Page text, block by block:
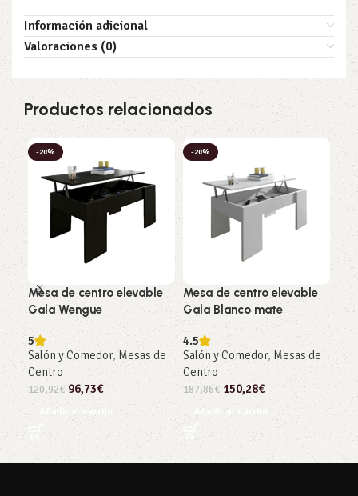
Información adicional
Valoraciones (0)
Productos relacionados
-20%
Mesa de centro elevable
Gala Wengue
5
Salón y Comedor, Mesas de
Centro
120,92€ 96,73€
Añadir al carrito
-20%
Mesa de centro elevable
Gala Blanco mate
4.5
Salón y Comedor,Mesas de
Centro
187,86€ 150,28€
Añadir al carrito
-
5